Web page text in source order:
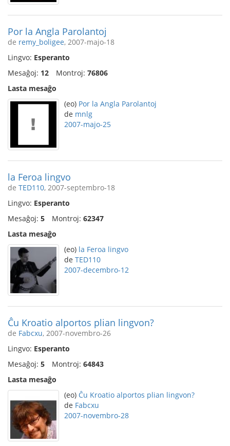
Por la Angla Parolantoj
de remy_boligee, 2007-majo-18
Lingvo: Esperanto
Mesaĝoj: 12 Montroj: 76806
Lasta mesaĝo
(eo) Por la Angla Parolantoj
de mnlg
2007-majo-25
la Feroa lingvo
de TED110, 2007-septembro-18
Lingvo: Esperanto
Mesaĝoj: 5 Montroj: 62347
Lasta mesaĝo
(eo) la Feroa lingvo
de TED110
2007-decembro-12
Ĉu Kroatio alportos plian lingvon?
de Fabcxu, 2007-novembro-26
Lingvo: Esperanto
Mesaĝoj: 5 Montroj: 64843
Lasta mesaĝo
(eo) Ĉu Kroatio alportos plian lingvon?
de Fabcxu
2007-novembro-28